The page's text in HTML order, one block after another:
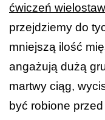
ćwiczeń
przejdziemy do
mniejszą ilość
angażują dużą
martwy ciąg,
być robione